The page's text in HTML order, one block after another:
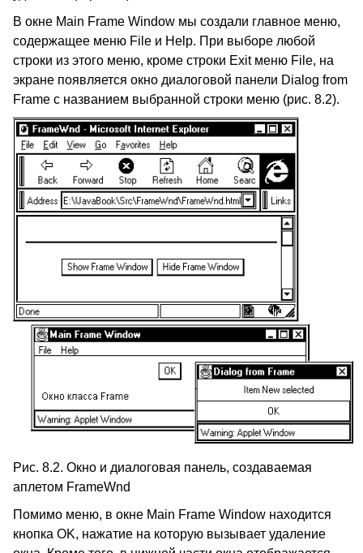
В окне Main Frame Window мы создали главное меню,
содержащее меню File и Help. При выборе любой
строки из этого меню, кроме строки Exit меню File, на
экране появляется окно диалоговой панели Dialog from
Frame с названием выбранной строки меню (рис. 8.2).
Рис. 8.2. Окно и диалоговая панель, создаваемая
аплетом FrameWnd
Помимо меню, в окне Main Frame Window находится
кнопка OK, нажатие на которую вызывает удаление